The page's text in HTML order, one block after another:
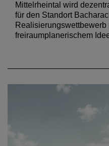
Mittelrheintal wird
für den Standort
freiraumplanerischem